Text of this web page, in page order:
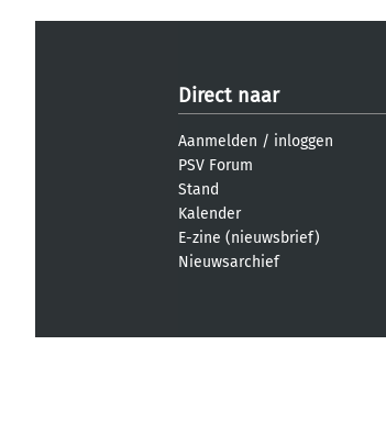
Direct naar
Aanmelden / inloggen
PSV Forum
Stand
Kalender
E-zine (nieuwsbrief)
Nieuwsarchief